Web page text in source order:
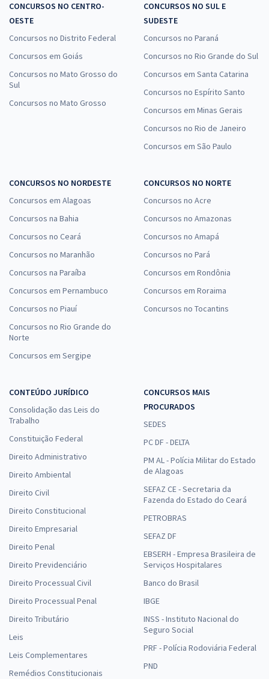
CONCURSOS NO CENTRO-
OESTE
Concursos no Distrito Federal
Concursos em Goiás
Concursos no Mato Grosso do
Sul
Concursos no Mato Grosso
CONCURSOS NO SUL E
SUDESTE
Concursos no Paraná
Concursos no Rio Grande do Sul
Concursos em Santa Catarina
Concursos no Espírito Santo
Concursos em Minas Gerais
Concursos no Rio de Janeiro
Concursos em São Paulo
CONCURSOS NO NORDESTE
Concursos em Alagoas
Concursos na Bahia
Concursos no Ceará
Concursos no Maranhão
Concursos na Paraíba
Concursos em Pernambuco
Concursos no Piauí
Concursos no Rio Grande do
Norte
Concursos em Sergipe
CONCURSOS NO NORTE
Concursos no Acre
Concursos no Amazonas
Concursos no Amapá
Concursos no Pará
Concursos em Rondônia
Concursos em Roraima
Concursos no Tocantins
CONTEÚDO JURÍDICO
Consolidação das Leis do
Trabalho
Constituição Federal
Direito Administrativo
Direito Ambiental
Direito Civil
Direito Constitucional
Direito Empresarial
Direito Penal
Direito Previdenciário
Direito Processual Civil
Direito Processual Penal
Direito Tributário
Leis
Leis Complementares
Remédios Constitucionais
CONCURSOS MAIS
PROCURADOS
SEDES
PC DF - DELTA
PM AL - Polícia Militar do Estado
de Alagoas
SEFAZ CE - Secretaria da
Fazenda do Estado do Ceará
PETROBRAS
SEFAZ DF
EBSERH - Empresa Brasileira de
Serviços Hospitalares
Banco do Brasil
IBGE
INSS - Instituto Nacional do
Seguro Social
PRF - Polícia Rodoviária Federal
PND